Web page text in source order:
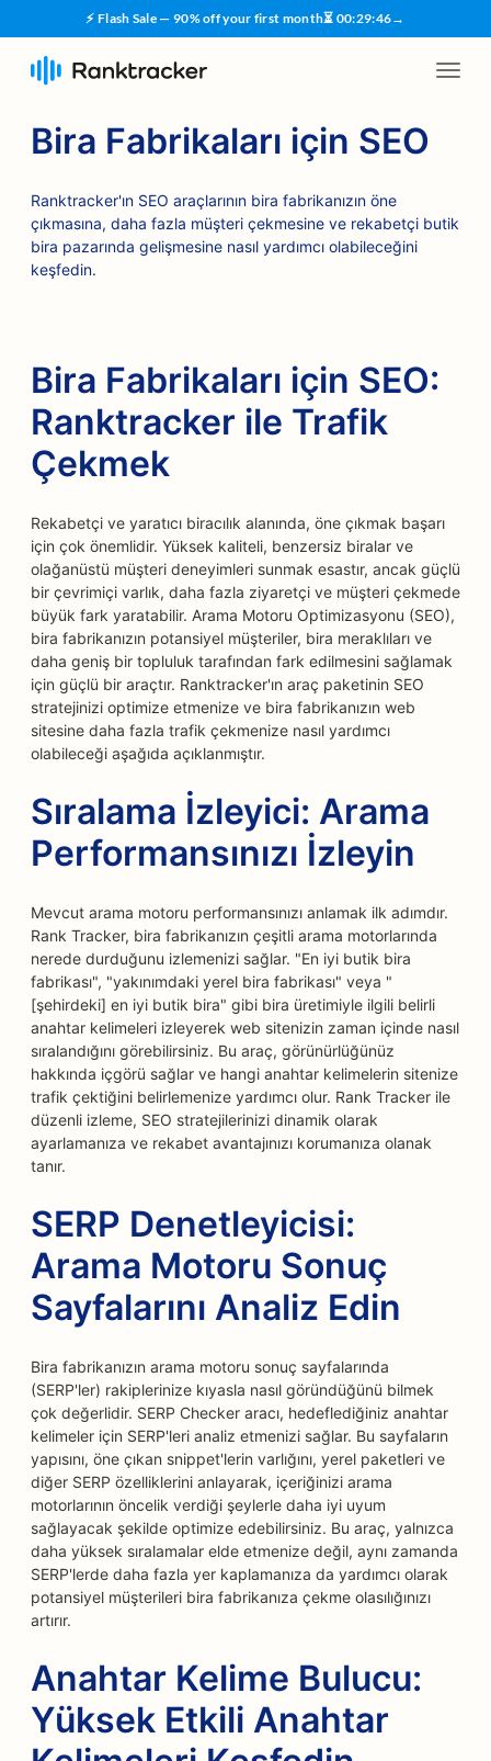
⚡ Flash Sale — 90% off your first month⏳ 00:29:45→
Bira Fabrikaları için SEO
Ranktracker'ın SEO araçlarının bira fabrikanızın öne
çıkmasına, daha fazla müşteri çekmesine ve rekabetçi butik
bira pazarında gelişmesine nasıl yardımcı olabileceğini
keşfedin.
Bira Fabrikaları için SEO:
Ranktracker ile Trafik
Çekmek
Rekabetçi ve yaratıcı biracılık alanında, öne çıkmak başarı
için çok önemlidir. Yüksek kaliteli, benzersiz biralar ve
olağanüstü müşteri deneyimleri sunmak esastır, ancak güçlü
bir çevrimiçi varlık, daha fazla ziyaretçi ve müşteri çekmede
büyük fark yaratabilir. Arama Motoru Optimizasyonu (SEO),
bira fabrikanızın potansiyel müşteriler, bira meraklıları ve
daha geniş bir topluluk tarafından fark edilmesini sağlamak
için güçlü bir araçtır. Ranktracker'ın araç paketinin SEO
stratejinizi optimize etmenize ve bira fabrikanızın web
sitesine daha fazla trafik çekmenize nasıl yardımcı
olabileceği aşağıda açıklanmıştır.
Sıralama İzleyici: Arama
Performansınızı İzleyin
Mevcut arama motoru performansınızı anlamak ilk adımdır.
Rank Tracker, bira fabrikanızın çeşitli arama motorlarında
nerede durduğunu izlemenizi sağlar. "En iyi butik bira
fabrikası", "yakınımdaki yerel bira fabrikası" veya "
[şehirdeki] en iyi butik bira" gibi bira üretimiyle ilgili belirli
anahtar kelimeleri izleyerek web sitenizin zaman içinde nasıl
sıralandığını görebilirsiniz. Bu araç, görünürlüğünüz
hakkında içgörü sağlar ve hangi anahtar kelimelerin sitenize
trafik çektiğini belirlemenize yardımcı olur. Rank Tracker ile
düzenli izleme, SEO stratejilerinizi dinamik olarak
ayarlamanıza ve rekabet avantajınızı korumanıza olanak
tanır.
SERP Denetleyicisi:
Arama Motoru Sonuç
Sayfalarını Analiz Edin
Bira fabrikanızın arama motoru sonuç sayfalarında
(SERP'ler) rakiplerinize kıyasla nasıl göründüğünü bilmek
çok değerlidir. SERP Checker aracı, hedeflediğiniz anahtar
kelimeler için SERP'leri analiz etmenizi sağlar. Bu sayfaların
yapısını, öne çıkan snippet'lerin varlığını, yerel paketleri ve
diğer SERP özelliklerini anlayarak, içeriğinizi arama
motorlarının öncelik verdiği şeylerle daha iyi uyum
sağlayacak şekilde optimize edebilirsiniz. Bu araç, yalnızca
daha yüksek sıralamalar elde etmenize değil, aynı zamanda
SERP'lerde daha fazla yer kaplamanıza da yardımcı olarak
potansiyel müşterileri bira fabrikanıza çekme olasılığınızı
artırır.
Anahtar Kelime Bulucu:
Yüksek Etkili Anahtar